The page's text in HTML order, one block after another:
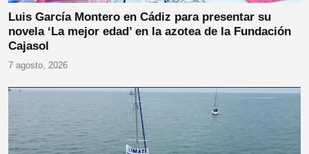
Luis García Montero en Cádiz para presentar su
novela ‘La mejor edad’ en la azotea de la Fundación
Cajasol
7 agosto, 2026